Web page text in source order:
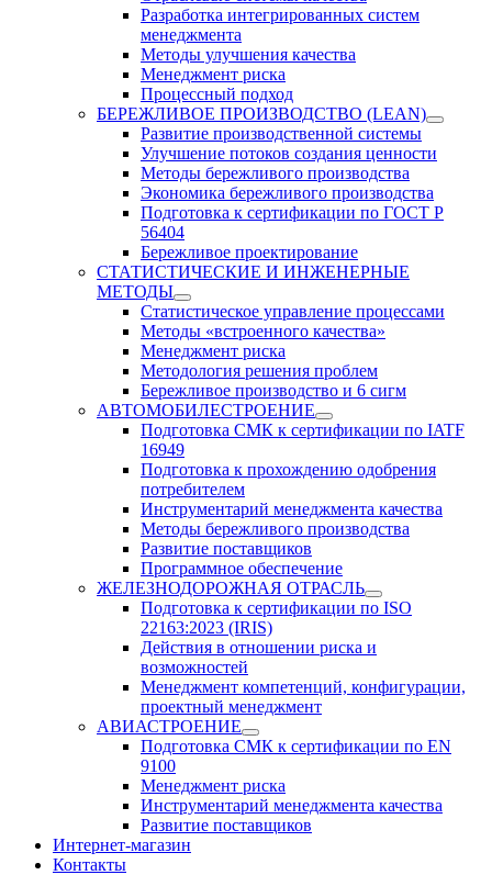
Разработка интегрированных систем
менеджмента
Методы улучшения качества
Менеджмент риска
Процессный подход
БЕРЕЖЛИВОЕ ПРОИЗВОДСТВО (LEAN)
Развитие производственной системы
Улучшение потоков создания ценности
Методы бережливого производства
Экономика бережливого производства
Подготовка к сертификации по ГОСТ Р
56404
Бережливое проектирование
СТАТИСТИЧЕСКИЕ И ИНЖЕНЕРНЫЕ
МЕТОДЫ
Статистическое управление процессами
Методы «встроенного качества»
Менеджмент риска
Методология решения проблем
Бережливое производство и 6 сигм
АВТОМОБИЛЕСТРОЕНИЕ
Подготовка СМК к сертификации по IATF
16949
Подготовка к прохождению одобрения
потребителем
Инструментарий менеджмента качества
Методы бережливого производства
Развитие поставщиков
Программное обеспечение
ЖЕЛЕЗНОДОРОЖНАЯ ОТРАСЛЬ
Подготовка к сертификации по ISO
22163:2023 (IRIS)
Действия в отношении риска и
возможностей
Менеджмент компетенций, конфигурации,
проектный менеджмент
АВИАСТРОЕНИЕ
Подготовка СМК к сертификации по EN
9100
Менеджмент риска
Инструментарий менеджмента качества
Развитие поставщиков
Интернет-магазин
Контакты